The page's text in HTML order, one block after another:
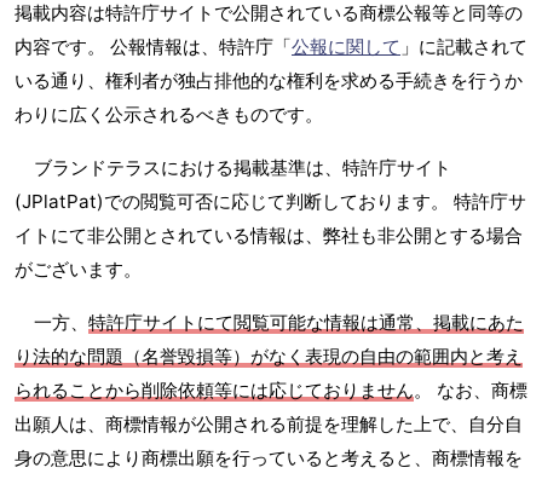
掲載内容は特許庁サイトで公開されている商標公報等と同等の
内容です。 公報情報は、特許庁「公報に関して 」に記載されて
いる通り、権利者が独占排他的な権利を求める手続きを行うか
わりに広く公示されるべきものです。
ブランドテラスにおける掲載基準は、特許庁サイト
(JPlatPat)での閲覧可否に応じて判断しております。 特許庁サ
イトにて非公開とされている情報は、弊社も非公開とする場合
がございます。
一方、 特許庁サイトにて閲覧可能な情報は通常、掲載にあた
り法的な問題（名誉毀損等）がなく表現の自由の範囲内と考え
られることから削除依頼等には応じておりません。 なお、商標
出願人は、商標情報が公開される前提を理解した上で、自分自
身の意思により商標出願を行っていると考えると、商標情報を